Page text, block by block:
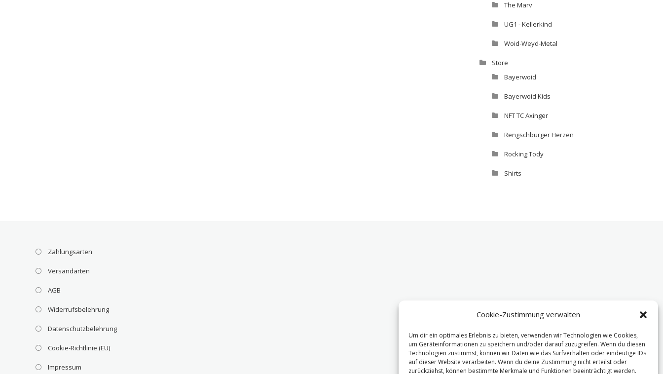
Cookie-Zustimmung verwalten
Um dir ein optimales Erlebnis zu bieten, verwenden wir Technologien wie Cookies,
um Geräteinformationen zu speichern und/oder darauf zuzugreifen. Wenn du diesen
Technologien zustimmst, können wir Daten wie das Surfverhalten oder eindeutige IDs
auf dieser Website verarbeiten. Wenn du deine Zustimmung nicht erteilst oder
zurückziehst, können bestimmte Merkmale und Funktionen beeinträchtigt werden.
The Marv
UG1 - Kellerkind
Woid-Weyd-Metal
Store
Bayerwoid
Bayerwoid Kids
NFT TC Axinger
Rengschburger Herzen
Rocking Tody
Shirts
Zahlungsarten
Versandarten
AGB
Widerrufsbelehrung
Datenschutzbelehrung
Cookie-Richtlinie (EU)
Impressum